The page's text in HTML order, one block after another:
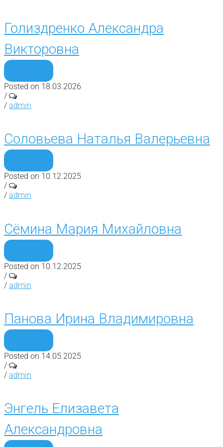
Голиздренко Александра
Викторовна
Posted on 18.03.2026
/
/ admin
Соловьева Наталья Валерьевна
Posted on 10.12.2025
/
/ admin
Сёмина Мария Михайловна
Posted on 10.12.2025
/
/ admin
Панова Ирина Владимировна
Posted on 14.05.2025
/
/ admin
Энгель Елизавета
Александровна